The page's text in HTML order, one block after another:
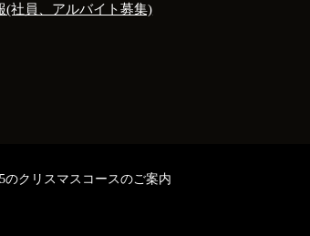
(社員、アルバイト募集)
のクリスマスコースのご案内